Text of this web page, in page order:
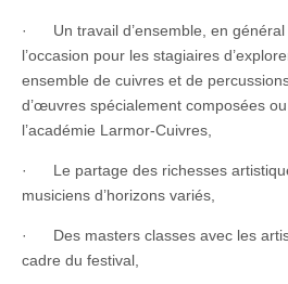
· Un travail d’ensemble, en général
l’occasion pour les stagiaires
ensemble de cuivres et de
d’œuvres spécialement composées
l’académie Larmor-Cuivres,
· Le partage des richesses
musiciens d’horizons variés,
· Des masters classes avec les
cadre du festival,